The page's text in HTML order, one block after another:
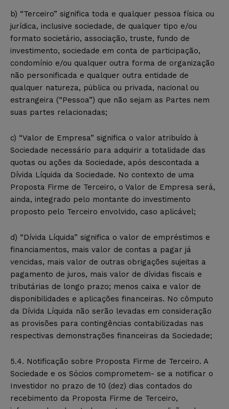
b) “Terceiro” significa toda e qualquer pessoa física ou
jurídica, inclusive sociedade, de qualquer tipo e/ou
formato societário, associação, truste, fundo de
investimento, sociedade em conta de participação,
condomínio e/ou qualquer outra forma de organização
não personificada e qualquer outra entidade de
qualquer natureza, pública ou privada, nacional ou
estrangeira (“Pessoa”) que não sejam as Partes nem
suas partes relacionadas;
c) “Valor de Empresa” significa o valor atribuído à
Sociedade necessário para adquirir a totalidade das
quotas ou ações da Sociedade, após descontada a
Dívida Líquida da Sociedade. No contexto de uma
Proposta Firme de Terceiro, o Valor de Empresa será,
ainda, integrado pelo montante do investimento
proposto pelo Terceiro envolvido, caso aplicável;
d) “Dívida Líquida” significa o valor de empréstimos e
financiamentos, mais valor de contas a pagar já
vencidas, mais valor de outras obrigações sujeitas a
pagamento de juros, mais valor de dívidas fiscais e
tributárias de longo prazo; menos caixa e valor de
disponibilidades e aplicações financeiras. No cômputo
da Dívida Líquida não serão levadas em consideração
as provisões para contingências contabilizadas nas
respectivas demonstrações financeiras da Sociedade;
5.4. Notificação sobre Proposta Firme de Terceiro. A
Sociedade e os Sócios comprometem- se a notificar o
Investidor no prazo de 10 (dez) dias contados do
recebimento da Proposta Firme de Terceiro,